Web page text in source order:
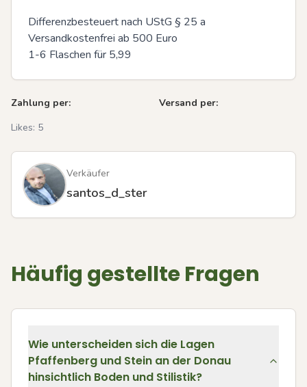
Differenzbesteuert nach UStG § 25 a
Versandkostenfrei ab 500 Euro
1-6 Flaschen für 5,99
Zahlung per:
Versand per:
Likes: 5
Verkäufer
santos_d_ster
Häufig gestellte Fragen
Wie unterscheiden sich die Lagen
Pfaffenberg und Stein an der Donau
hinsichtlich Boden und Stilistik?